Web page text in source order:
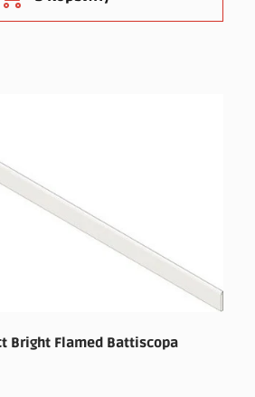
Bright Flamed Battiscopa